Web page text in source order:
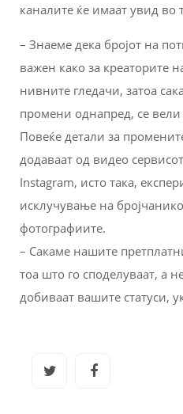
каналите ќе имаат увид во
– Знаеме дека бројот на
важен како за креаторите
нивните гледачи, затоа
промени однапред, се вели
Повеќе детали за
додаваат од видео
Instagram, исто така,
исклучување на
фотографиите.
– Сакаме нашите
тоа што го споделуваат, а
добиваат вашите статуси,